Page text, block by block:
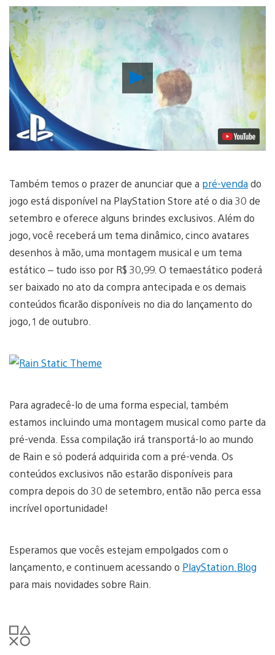
Reproduzir
Vídeo
Também temos o prazer de anunciar que a pré-vendado
jogo está disponível na PlayStation Store até o dia 30 de
setembro e oferece alguns brindes exclusivos. Além do
jogo, você receberá um tema dinâmico, cinco avatares
desenhos à mão, uma montagem musical e um tema
estático – tudo isso por R$ 30,99. O temaestático poderá
ser baixado no ato da compra antecipada e os demais
conteúdos ficarão disponíveis no dia do lançamento do
jogo, 1 de outubro.
Para agradecê-lo de uma forma especial, também
estamos incluindo uma montagem musical como parte da
pré-venda. Essa compilação irá transportá-lo ao mundo
de Rain e só poderá adquirida com a pré-venda. Os
conteúdos exclusivos não estarão disponíveis para
compra depois do 30 de setembro, então não perca essa
incrível oportunidade!
Esperamos que vocês estejam empolgados com o
lançamento, e continuem acessando o PlayStation.Blog
para mais novidades sobre Rain.